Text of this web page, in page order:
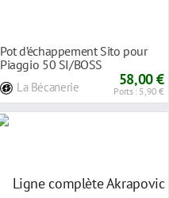
Pot d’échappement Sito pour
Piaggio 50 SI/BOSS
La Bécanerie 58,00 €
Ports : 5,90 €